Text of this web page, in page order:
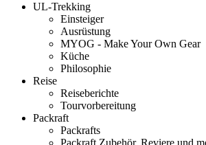
UL-Trekking
Einsteiger
Ausrüstung
MYOG - Make Your Own Gear
Küche
Philosophie
Reise
Reiseberichte
Tourvorbereitung
Packraft
Packrafts